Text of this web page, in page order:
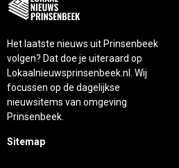
Het laatste nieuws uit Prinsenbeek
volgen? Dat doe je uiteraard op
Lokaalnieuwsprinsenbeek.nl. Wij
focussen op de dagelijkse
nieuwsitems van omgeving
Prinsenbeek.
Sitemap